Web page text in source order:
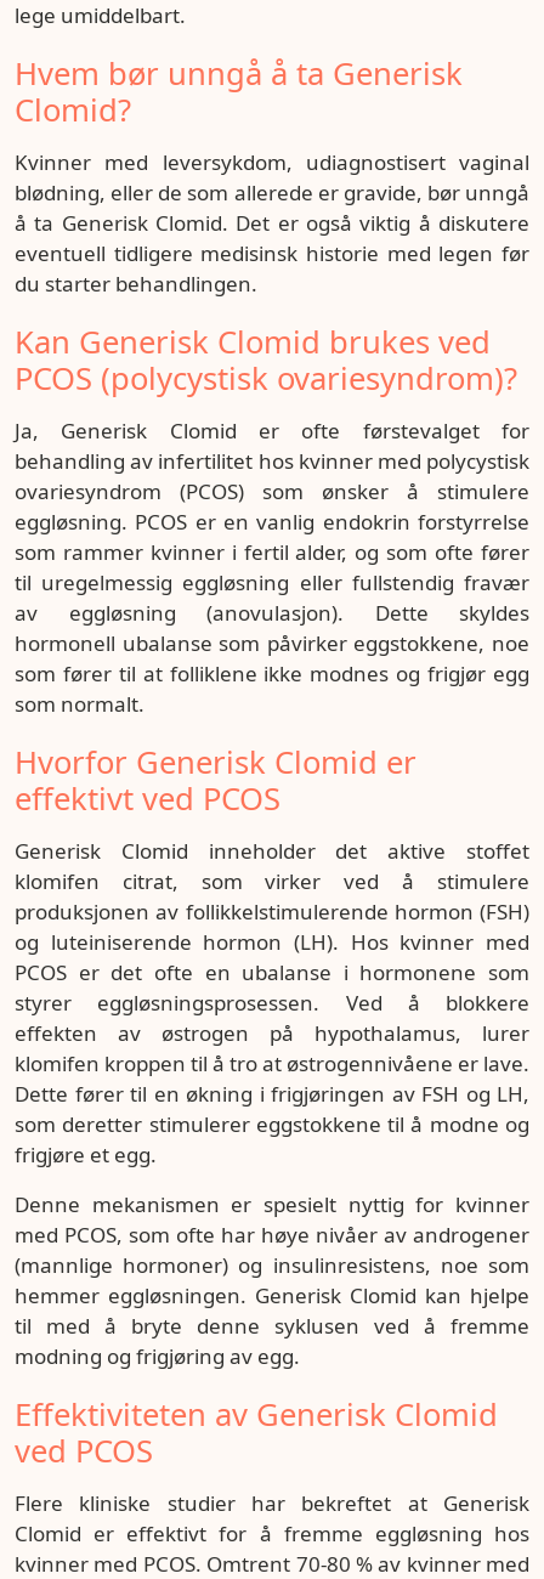
lege umiddelbart.
Hvem bør unngå å ta Generisk
Clomid?
Kvinner med leversykdom, udiagnostisert vaginal
blødning, eller de som allerede er gravide, bør unngå
å ta Generisk Clomid. Det er også viktig å diskutere
eventuell tidligere medisinsk historie med legen før
du starter behandlingen.
Kan Generisk Clomid brukes ved
PCOS (polycystisk ovariesyndrom)?
Ja, Generisk Clomid er ofte førstevalget for
behandling av infertilitet hos kvinner med polycystisk
ovariesyndrom (PCOS) som ønsker å stimulere
eggløsning. PCOS er en vanlig endokrin forstyrrelse
som rammer kvinner i fertil alder, og som ofte fører
til uregelmessig eggløsning eller fullstendig fravær
av eggløsning (anovulasjon). Dette skyldes
hormonell ubalanse som påvirker eggstokkene, noe
som fører til at folliklene ikke modnes og frigjør egg
som normalt.
Hvorfor Generisk Clomid er
effektivt ved PCOS
Generisk Clomid inneholder det aktive stoffet
klomifen citrat, som virker ved å stimulere
produksjonen av follikkelstimulerende hormon (FSH)
og luteiniserende hormon (LH). Hos kvinner med
PCOS er det ofte en ubalanse i hormonene som
styrer eggløsningsprosessen. Ved å blokkere
effekten av østrogen på hypothalamus, lurer
klomifen kroppen til å tro at østrogennivåene er lave.
Dette fører til en økning i frigjøringen av FSH og LH,
som deretter stimulerer eggstokkene til å modne og
frigjøre et egg.
Denne mekanismen er spesielt nyttig for kvinner
med PCOS, som ofte har høye nivåer av androgener
(mannlige hormoner) og insulinresistens, noe som
hemmer eggløsningen. Generisk Clomid kan hjelpe
til med å bryte denne syklusen ved å fremme
modning og frigjøring av egg.
Effektiviteten av Generisk Clomid
ved PCOS
Flere kliniske studier har bekreftet at Generisk
Clomid er effektivt for å fremme eggløsning hos
kvinner med PCOS. Omtrent 70-80 % av kvinner med